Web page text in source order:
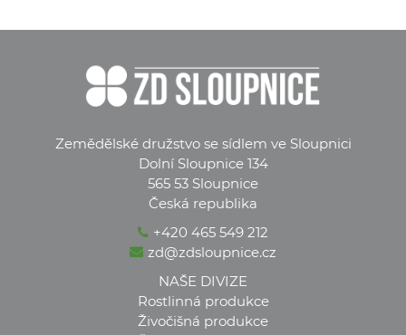
Zemědělské družstvo se sídlem ve Sloupnici
Dolní Sloupnice 134
565 53 Sloupnice
Česká republika
+420 465 549 212
zd@zdsloupnice.cz
NAŠE DIVIZE
Rostlinná produkce
Živočišná produkce